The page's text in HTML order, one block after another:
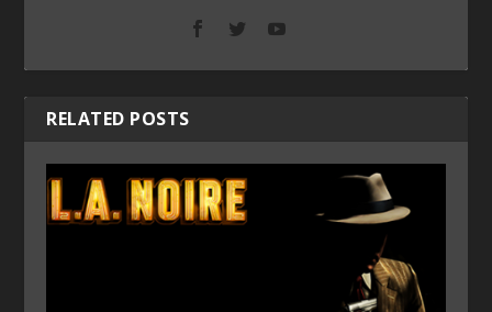
RELATED POSTS